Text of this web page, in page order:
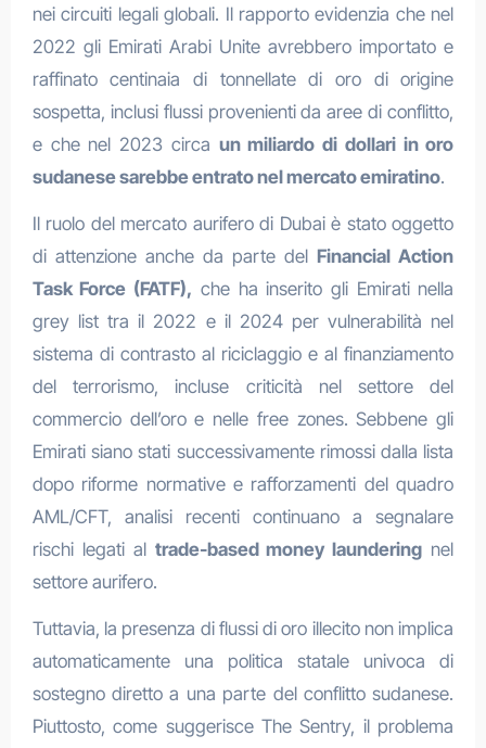
nei circuiti legali globali. Il rapporto evidenzia che nel
2022 gli Emirati Arabi Unite avrebbero importato e
raffinato centinaia di tonnellate di oro di origine
sospetta, inclusi flussi provenienti da aree di conflitto,
e che nel 2023 circa un miliardo di dollari in oro
sudanese sarebbe entrato nel mercato emiratino.
Il ruolo del mercato aurifero di Dubai è stato oggetto
di attenzione anche da parte delFinancial Action
Task Force (FATF), che ha inserito gli Emirati nella
grey list tra il 2022 e il 2024 per vulnerabilità nel
sistema di contrasto al riciclaggio e al finanziamento
del terrorismo, incluse criticità nel settore del
commercio dell’oro e nelle free zones. Sebbene gli
Emirati siano stati successivamente rimossi dalla lista
dopo riforme normative e rafforzamenti del quadro
AML/CFT, analisi recenti continuano a segnalare
rischi legati al trade-based money laundering nel
settore aurifero.
Tuttavia, la presenza di flussi di oro illecito non implica
automaticamente una politica statale univoca di
sostegno diretto a una parte del conflitto sudanese.
Piuttosto, come suggerisce The Sentry, il problema